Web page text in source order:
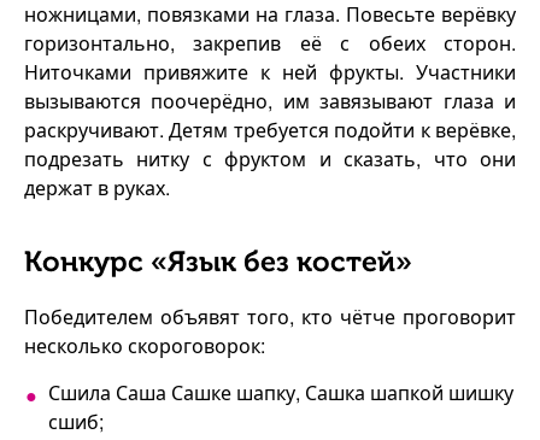
ножницами, повязками на глаза. Повесьте верёвку
горизонтально, закрепив её с обеих сторон.
Ниточками привяжите к ней фрукты. Участники
вызываются поочерёдно, им завязывают глаза и
раскручивают. Детям требуется подойти к верёвке,
подрезать нитку с фруктом и сказать, что они
держат в руках.
Конкурс «Язык без костей»
Победителем объявят того, кто чётче проговорит
несколько скороговорок:
Сшила Саша Сашке шапку, Сашка шапкой шишку
сшиб;